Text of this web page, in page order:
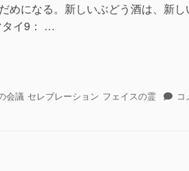
めになる。新しいぶどう酒は、新
タイ9： …
会議 セレブレーション フェイスの霊
エ
コ